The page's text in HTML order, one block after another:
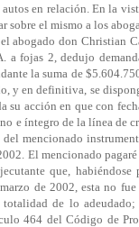
en relación. En la
el mismo a los
abogado don Christian
a fojas 2, dedujo
la suma de
y en definitiva, se
su acción en que con
e íntegro de la línea de
mencionado
El mencionado
que,
de 2002, esta no
de lo
464 del Código de